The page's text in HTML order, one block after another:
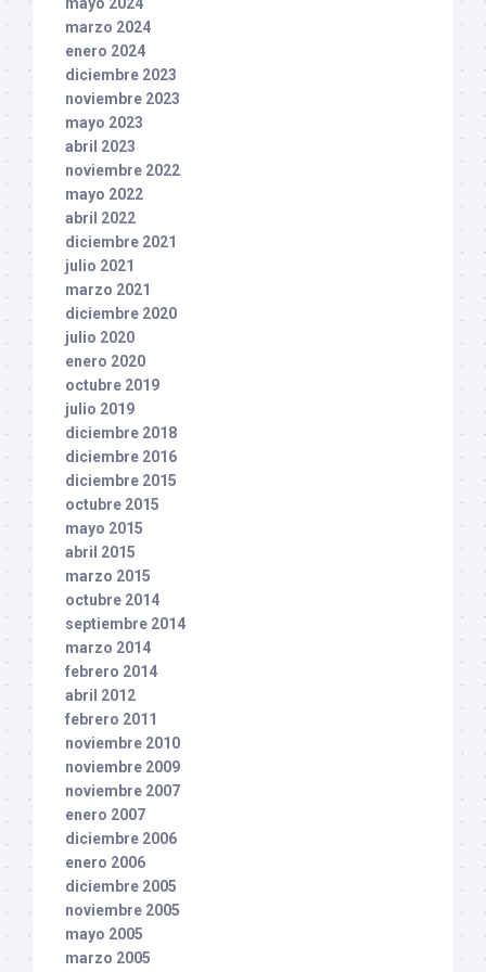
mayo 2024
marzo 2024
enero 2024
diciembre 2023
noviembre 2023
mayo 2023
abril 2023
noviembre 2022
mayo 2022
abril 2022
diciembre 2021
julio 2021
marzo 2021
diciembre 2020
julio 2020
enero 2020
octubre 2019
julio 2019
diciembre 2018
diciembre 2016
diciembre 2015
octubre 2015
mayo 2015
abril 2015
marzo 2015
octubre 2014
septiembre 2014
marzo 2014
febrero 2014
abril 2012
febrero 2011
noviembre 2010
noviembre 2009
noviembre 2007
enero 2007
diciembre 2006
enero 2006
diciembre 2005
noviembre 2005
mayo 2005
marzo 2005